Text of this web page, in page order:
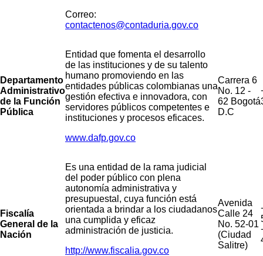
Correo:
contactenos@contaduria.gov.co
Departamento
Administrativo
de la Función
Pública
Entidad que fomenta el desarrollo
de las instituciones y de su talento
humano promoviendo en las
entidades públicas colombianas una
gestión efectiva e innovadora, con
servidores públicos competentes e
instituciones y procesos eficaces.
www.dafp.gov.co
Carrera 6
No. 12 -
62 Bogotá
D.C
Fiscalía
General de la
Nación
Es una entidad de la rama judicial
del poder público con plena
autonomía administrativa y
presupuestal, cuya función está
orientada a brindar a los ciudadanos
una cumplida y eficaz
administración de justicia.
http://www.fiscalia.gov.co
Avenida
Calle 24
No. 52-01
(Ciudad
Salitre)